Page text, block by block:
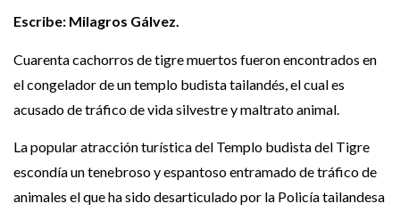
Escribe: Milagros Gálvez.
Cuarenta cachorros de tigre muertos fueron encontrados en
el congelador de un templo budista tailandés, el cual es
acusado de tráfico de vida silvestre y maltrato animal.
La popular atracción turística del Templo budista del Tigre
escondía un tenebroso y espantoso entramado de tráfico de
animales el que ha sido desarticulado por la Policía tailandesa